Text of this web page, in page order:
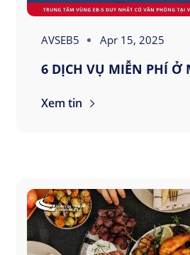
AVSEB5 Apr 15, 2025
6 DỊCH VỤ MIỄN PHÍ Ở
Xem tin